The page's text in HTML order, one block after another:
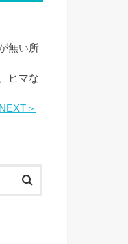
無い所
ヒマな
＞